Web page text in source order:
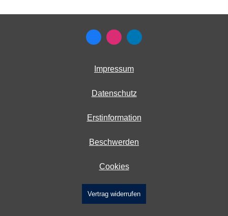
Impressum
Datenschutz
Erstinformation
Beschwerden
Cookies
Vertrag widerrufen